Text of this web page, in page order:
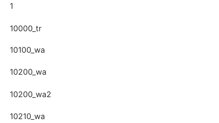
1
10000_tr
10100_wa
10200_wa
10200_wa2
10210_wa